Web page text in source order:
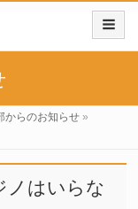
からのお知らせ »
ノはいらな